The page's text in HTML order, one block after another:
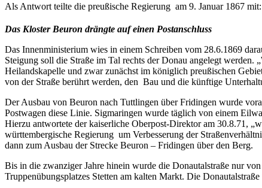
Als Antwort teilte die preußische Regierung am 9. Januar 1867
Das Kloster Beuron drängte auf einen Postanschluss
Das Innenministerium wies in einem Schreiben vom 28.6.1869
Steigung soll die Straße im Tal rechts der Donau angelegt
Heilandskapelle und zwar zunächst im königlich preußischen
von der Straße berührt werden, den Bau und die künftige
Der Ausbau von Beuron nach Tuttlingen über Fridingen wurde
Postwagen diese Linie. Sigmaringen wurde täglich von einem
Hierzu antwortete der kaiserliche Oberpost-Direktor am 30.8.71,
württembergische Regierung um Verbesserung der
dann zum Ausbau der Strecke Beuron – Fridingen über den Berg.
Bis in die zwanziger Jahre hinein wurde die Donautalstraße nur
Truppenübungsplatzes Stetten am kalten Markt. Die